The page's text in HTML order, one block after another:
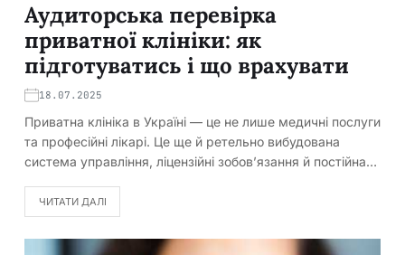
Аудиторська перевірка
приватної клініки: як
підготуватись і що врахувати
18.07.2025
Приватна клініка в Україні — це не лише медичні послуги
та професійні лікарі. Це ще й ретельно вибудована
система управління, ліцензійні зобов’язання й постійна…
ЧИТАТИ ДАЛІ